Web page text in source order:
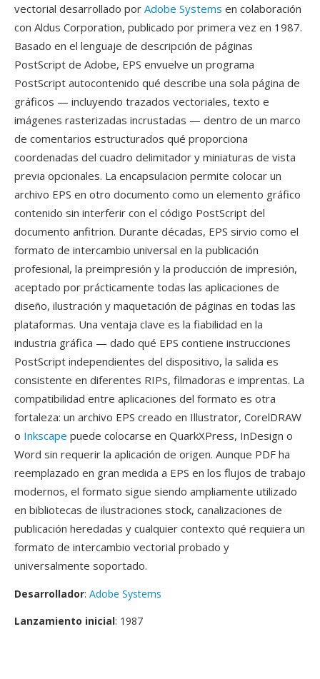
vectorial desarrollado por Adobe Systems en colaboración
con Aldus Corporation, publicado por primera vez en 1987.
Basado en el lenguaje de descripción de páginas
PostScript de Adobe, EPS envuelve un programa
PostScript autocontenido qué describe una sola página de
gráficos — incluyendo trazados vectoriales, texto e
imágenes rasterizadas incrustadas — dentro de un marco
de comentarios estructurados qué proporciona
coordenadas del cuadro delimitador y miniaturas de vista
previa opcionales. La encapsulacion permite colocar un
archivo EPS en otro documento como un elemento gráfico
contenido sin interferir con el código PostScript del
documento anfitrion. Durante décadas, EPS sirvio como el
formato de intercambio universal en la publicación
profesional, la preimpresión y la producción de impresión,
aceptado por prácticamente todas las aplicaciones de
diseño, ilustración y maquetación de páginas en todas las
plataformas. Una ventaja clave es la fiabilidad en la
industria gráfica — dado qué EPS contiene instrucciones
PostScript independientes del dispositivo, la salida es
consistente en diferentes RIPs, filmadoras e imprentas. La
compatibilidad entre aplicaciones del formato es otra
fortaleza: un archivo EPS creado en Illustrator, CorelDRAW
o Inkscape puede colocarse en QuarkXPress, InDesign o
Word sin requerir la aplicación de origen. Aunque PDF ha
reemplazado en gran medida a EPS en los flujos de trabajo
modernos, el formato sigue siendo ampliamente utilizado
en bibliotecas de ilustraciones stock, canalizaciones de
publicación heredadas y cualquier contexto qué requiera un
formato de intercambio vectorial probado y
universalmente soportado.
Desarrollador: Adobe Systems
Lanzamiento inicial: 1987